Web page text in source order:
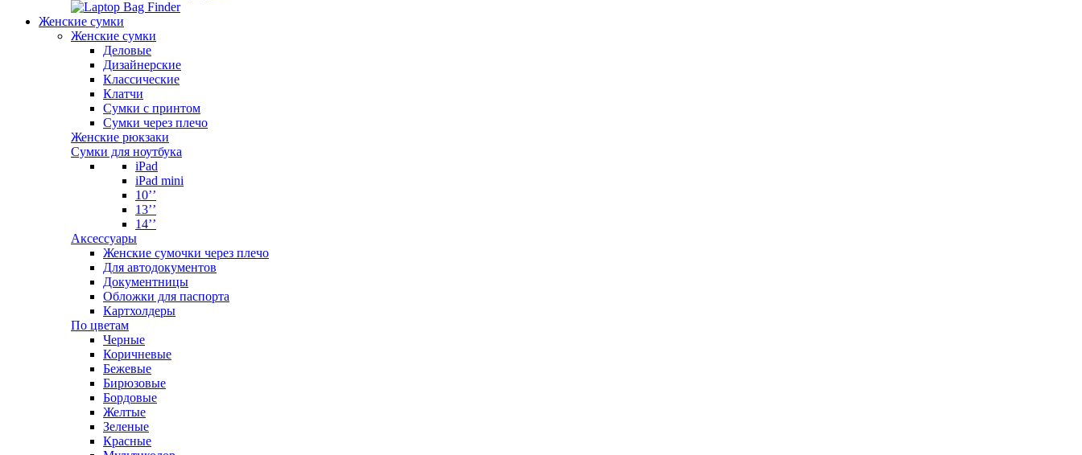
Женские сумки
Женские сумки
Деловые
Дизайнерские
Классические
Клатчи
Сумки с принтом
Сумки через плечо
Женские рюкзаки
Сумки для ноутбука
iPad
iPad mini
10’’
13’’
14’’
Аксессуары
Женские сумочки через плечо
Для автодокументов
Документницы
Обложки для паспорта
Картхолдеры
По цветам
Черные
Коричневые
Бежевые
Бирюзовые
Бордовые
Желтые
Зеленые
Красные